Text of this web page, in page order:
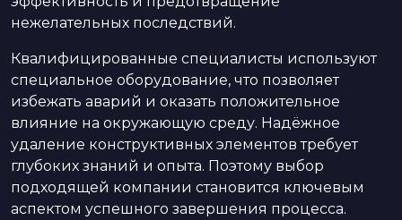
нежелательных последствий.
Квалифицированные специалисты используют
специальное оборудование, что позволяет
избежать аварий и оказать положительное
влияние на окружающую среду. Надёжное
удаление конструктивных элементов требует
глубоких знаний и опыта. Поэтому выбор
подходящей компании становится ключевым
аспектом успешного завершения процесса.